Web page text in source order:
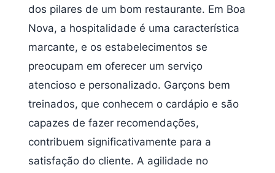
dos pilares de um bom restaurante. Em Boa
Nova, a hospitalidade é uma característica
marcante, e os estabelecimentos se
preocupam em oferecer um serviço
atencioso e personalizado. Garçons bem
treinados, que conhecem o cardápio e são
capazes de fazer recomendações,
contribuem significativamente para a
satisfação do cliente. A agilidade no